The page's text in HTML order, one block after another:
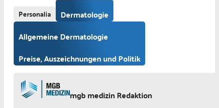
Personalia
Dermatologie
Allgemeine Dermatologie
Preise, Auszeichnungen und Politik
mgb medizin Redaktion